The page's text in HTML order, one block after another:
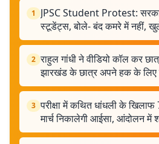
1
JPSC Student Protest:
स्टूडेंट्स, बोले- बंद कमरे में नहीं,
2 राहुल गांधी ने वीडियो कॉल कर
झारखंड के छात्र अपने हक के लिए
3 परीक्षा में कथित धांधली के
मार्च निकालेगी आईसा, आंदोलन में